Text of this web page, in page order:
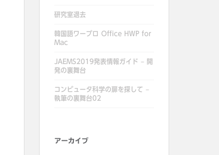
研究室退去
韓国語ワープロ Office HWP for
Mac
JAEMS2019発表情報ガイド – 開
発の裏舞台
コンピュータ科学の扉を探して –
執筆の裏舞台02
アーカイブ